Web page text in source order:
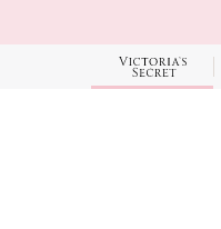
Victoria's
Secret